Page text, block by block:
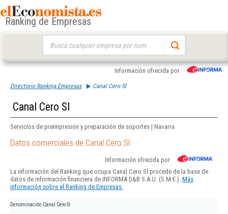
Ranking de Empresas
Información ofrecida por
Directorio Ranking Empresas Canal Cero Sl
Canal Cero Sl
Servicios de preimpresión y preparación de soportes | Navarra
Datos comerciales de Canal Cero Sl
Información ofrecida por
La información del Ranking que ocupa Canal Cero Sl procede de la base de
datos de información financiera de INFORMA D&B S.A.U. (S.M.E.). Más
información sobre el Ranking de Empresas.
Denominación Canal Cero Sl